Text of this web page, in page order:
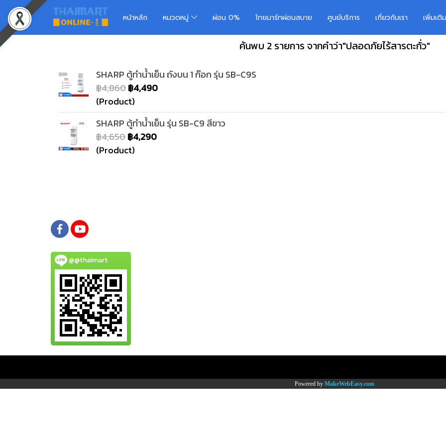
หน้าหลัก หมวดหมู่ ผ่อน 0% ไทยมาร์ทผ่อนสบาย ศูนย์บริการ เกี่ยวกับเรา เพิ่มเ
ค้นพบ 2 รายการ จากคำว่า"ปลอดภัยไร้สารตะกั่ว"
SHARP ตู้ทำน้ำเย็น ถังบน 1 ก๊อก รุ่น SB-C9S
฿4,860฿4,490
(Product)
SHARP ตู้ทำน้ำเย็น รุ่น SB-C9 สีขาว
฿4,650฿4,290
(Product)
@@thaimart
Powered by MakeWebEasy.com